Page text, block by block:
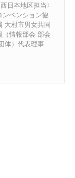
日本地区担当〉
ベンション協
大村市男女共同
（情報部会 部会
体）代表理事